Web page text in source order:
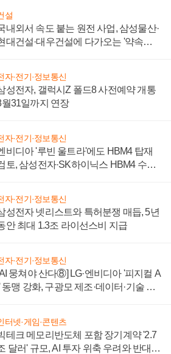
설
내외서 속도 붙는 원전 사업, 삼성물산·
대건설·대우건설에 다가오는 '약속의
자·전기·정보통신
성전자, 갤럭시Z 폴드8 사전예약 개통
월31일까지 연장
자·전기·정보통신
비디아 '루빈 울트라'에도 HBM4 탑재
토, 삼성전자·SK하이닉스 HBM4 수율
자·전기·정보통신
성전자 넷리스트와 특허분쟁 매듭, 5년
안 최대 1.3조 라이선스비 지급
자·전기·정보통신
뭉쳐야 산다⑧] LG·엔비디아 '피지컬 A
동맹 강화, 구광모 제조·데이터·기술 결
터넷·게임·콘텐츠
테크 메모리반도체 포함 장기계약 '2.7
달러' 규모, AI 투자 위축 우려와 반대